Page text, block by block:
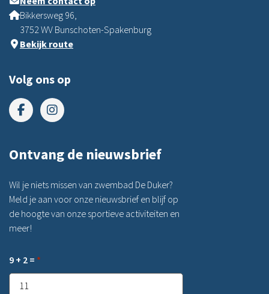
Bikkersweg 96,
3752 WV Bunschoten-Spakenburg
Bekijk route
Volg ons op
Ontvang de nieuwsbrief
Wil je niets missen van zwembad De Duker?
Meld je aan voor onze nieuwsbrief en blijf op
de hoogte van onze sportieve activiteiten en
meer!
9 + 2 = *